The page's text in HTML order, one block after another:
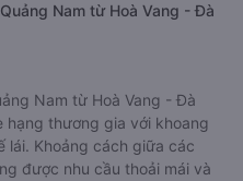
Nam từ Hoà Vang - Đà
Nam từ Hoà Vang - Đà
hạng thương gia với khoang
lái. Khoảng cách giữa các
được nhu cầu thoải mái và